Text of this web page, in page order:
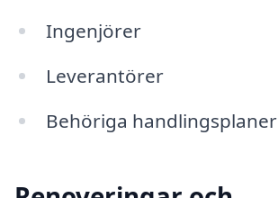
Ingenjörer
Leverantörer
Behöriga handlingsplaner